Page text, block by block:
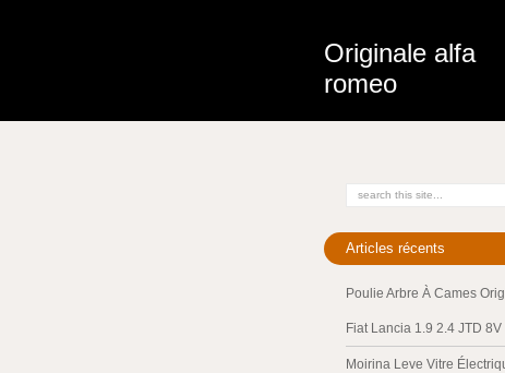
Originale alfa
romeo
Articles récents
Poulie Arbre À Cames
Fiat Lancia 1.9 2.4 JTD 8V
Moirina Leve Vitre